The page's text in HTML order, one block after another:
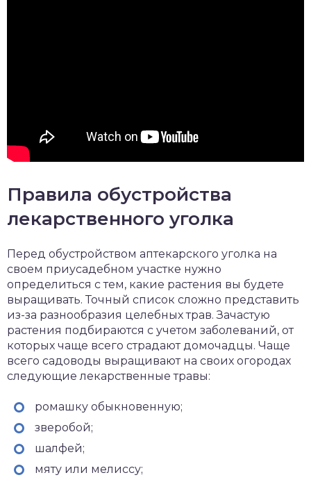
Правила обустройства
лекарственного уголка
Перед обустройством аптекарского уголка на
своем приусадебном участке нужно
определиться с тем, какие растения вы будете
выращивать. Точный список сложно представить
из-за разнообразия целебных трав. Зачастую
растения подбираются с учетом заболеваний, от
которых чаще всего страдают домочадцы. Чаще
всего садоводы выращивают на своих огородах
следующие лекарственные травы:
ромашку обыкновенную;
зверобой;
шалфей;
мяту или мелиссу;